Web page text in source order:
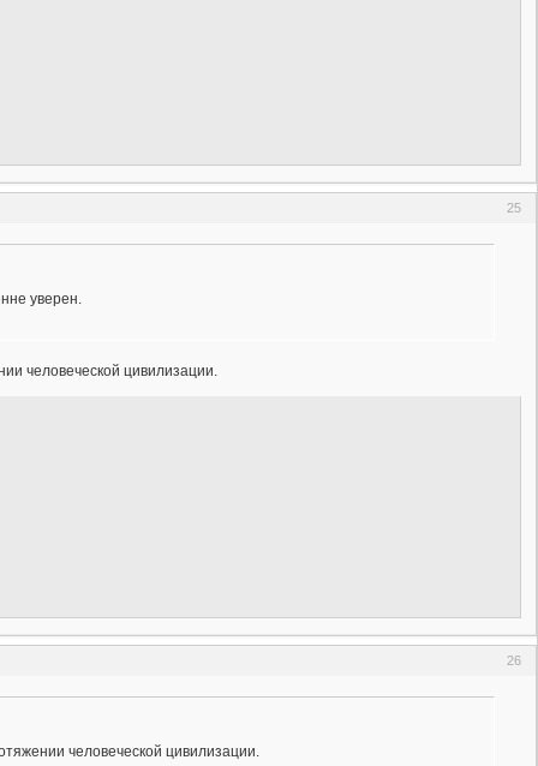
25
уверен.
человеческой цивилизации.
26
человеческой цивилизации.